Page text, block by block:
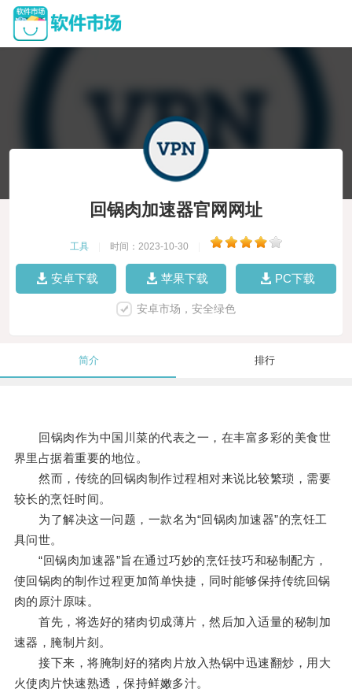
回锅肉加速器官网网址
工具 时间：2023-10-30
安卓下载 苹果下载 PC下载
安卓市场，安全绿色
简介 排行
回锅肉作为中国川菜的代表之一，在丰富多彩的美食世
界里占据着重要的地位。
然而，传统的回锅肉制作过程相对来说比较繁琐，需要
较长的烹饪时间。
为了解决这一问题，一款名为“回锅肉加速器”的烹饪工
具问世。
“回锅肉加速器”旨在通过巧妙的烹饪技巧和秘制配方，
使回锅肉的制作过程更加简单快捷，同时能够保持传统回锅
肉的原汁原味。
首先，将选好的猪肉切成薄片，然后加入适量的秘制加
速器，腌制片刻。
接下来，将腌制好的猪肉片放入热锅中迅速翻炒，用大
火使肉片快速熟透，保持鲜嫩多汁。